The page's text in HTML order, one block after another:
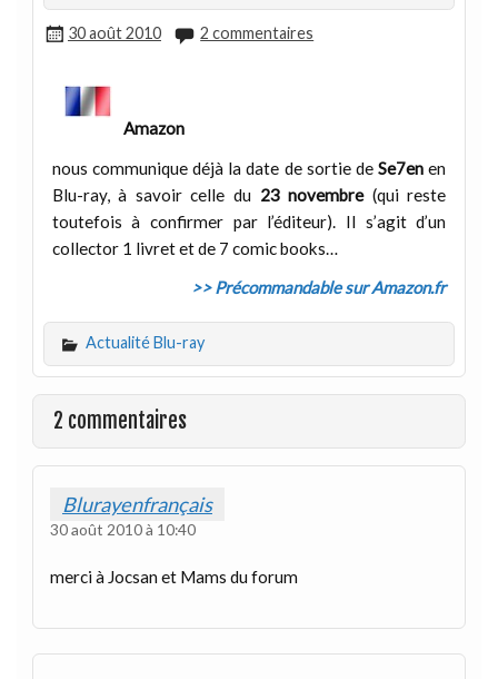
30 août 2010 2 commentaires
Amazon
nous communique déjà la date de sortie deSe7en en
Blu-ray, à savoir celle du 23 novembre (qui reste
toutefois à confirmer par l’éditeur). Il s’agit d’un
collector 1 livret et de 7 comic books…
>> Précommandable sur Amazon.fr
Actualité Blu-ray
2 commentaires
Blurayenfrançais
30 août 2010 à 10:40
merci à Jocsan et Mams du forum